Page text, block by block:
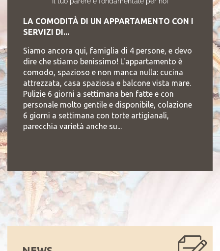
LA COMODITÀ DI UN APPARTAMENTO CON I
SERVIZI DI...
Siamo ancora qui, famiglia di 4 persone, e devo
dire che stiamo benissimo! L'appartamento è
comodo, spazioso e non manca nulla: cucina
attrezzata, casa spaziosa e balcone vista mare.
Pulizie 6 giorni a settimana ben fatte e con
personale molto gentile e disponibile, colazione
6 giorni a settimana con torte artigianali,
parecchia varietà anche su...